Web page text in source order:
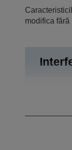
modifica fără